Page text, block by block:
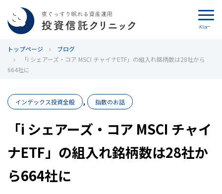
メニュー
カウンセリング
ブログ
代表カン・チュンド
投資信託クリニックとは
インデックス投資の特徴
よくあるご質問
トップページ
ブログ
「i シェアーズ・コア MSCI チャイナETF」の組入れ銘柄数は28社から
664社に
インデックス投資全般 , 指数のお話
「i シェアーズ・コア MSCI チャイ
ナETF」の組入れ銘柄数は28社か
ら664社に